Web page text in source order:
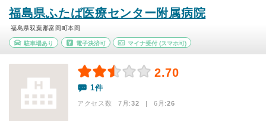
福島県ふたば医療センター附属病院
福島県双葉郡富岡町本岡
駐車場あり 電子決済可 マイナ受付 (スマホ可)
2.70
1件
アクセス数 7月:32 | 6月:26